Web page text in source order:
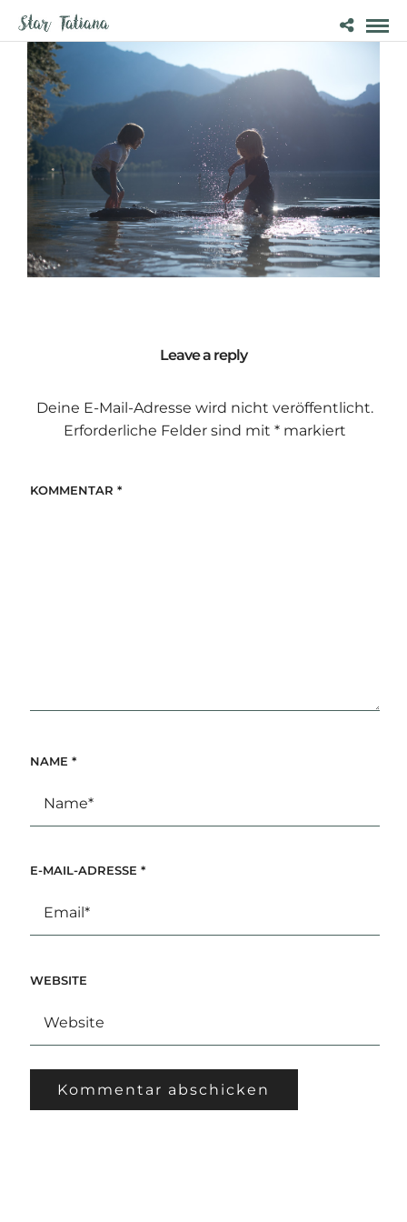
Leave a reply
Deine E-Mail-Adresse wird nicht veröffentlicht.
Erforderliche Felder sind mit *markiert
KOMMENTAR *
NAME *
E-MAIL-ADRESSE *
WEBSITE